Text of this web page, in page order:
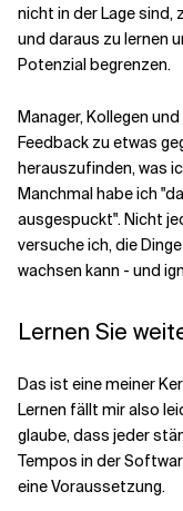
nicht in der Lage sind,
und daraus zu lernen
Potenzial begrenzen.
Manager, Kollegen
Feedback zu etwas
herauszufinden, was
Manchmal habe ich
ausgespuckt". Nicht
versuche ich, die
wachsen kann - und
Lernen Sie
Das ist eine meiner
Lernen fällt mir also
glaube, dass jeder
Tempos in der
eine Voraussetzung.